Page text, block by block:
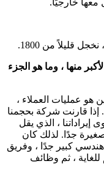
منها ، وما هو الجزء
هو عمليات العملاء ،
إذا قارنت شركة بحجمنا
نسميها 1750 – بمستوى إيراداتنا ، الذي يقل
جدًا. لذلك كان
كبير جدًا ، وفريق
، ثم وظائف